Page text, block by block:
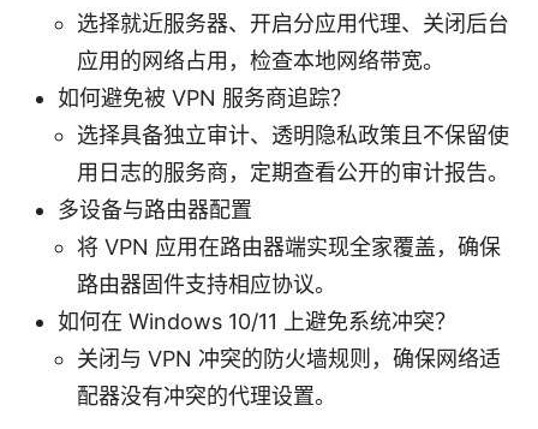
选择就近服务器、开启分应用代理、关闭后台
应用的网络占用，检查本地网络带宽。
如何避免被 VPN 服务商追踪？
选择具备独立审计、透明隐私政策且不保留使
用日志的服务商，定期查看公开的审计报告。
多设备与路由器配置
将 VPN 应用在路由器端实现全家覆盖，确保
路由器固件支持相应协议。
如何在 Windows 10/11 上避免系统冲突？
关闭与 VPN 冲突的防火墙规则，确保网络适
配器没有冲突的代理设置。